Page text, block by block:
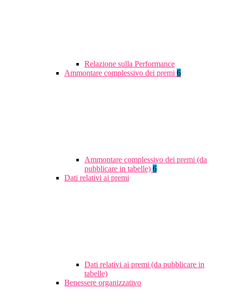
Relazione sulla Performance
Ammontare complessivo dei premi 6
Ammontare complessivo dei premi (da
pubblicare in tabelle) 6
Dati relativi ai premi
Dati relativi ai premi (da pubblicare in
tabelle)
Benessere organizzativo